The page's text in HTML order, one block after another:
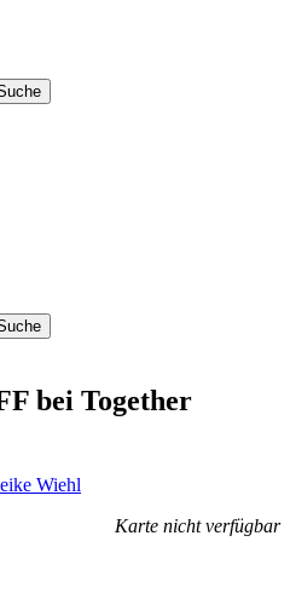
Menschen mit
bei Together
Wiehl
Karte nicht verfügbar